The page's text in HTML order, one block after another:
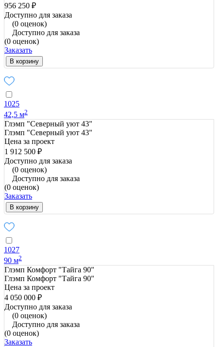
956 250 ₽
Доступно для заказа
(0 оценок)
Доступно для заказа
(0 оценок)
Заказать
В корзину
1025
42,5 м2
Глэмп "Северный уют 43"
Глэмп "Северный уют 43"
Цена за проект
1 912 500 ₽
Доступно для заказа
(0 оценок)
Доступно для заказа
(0 оценок)
Заказать
В корзину
1027
90 м2
Глэмп Комфорт "Тайга 90"
Глэмп Комфорт "Тайга 90"
Цена за проект
4 050 000 ₽
Доступно для заказа
(0 оценок)
Доступно для заказа
(0 оценок)
Заказать